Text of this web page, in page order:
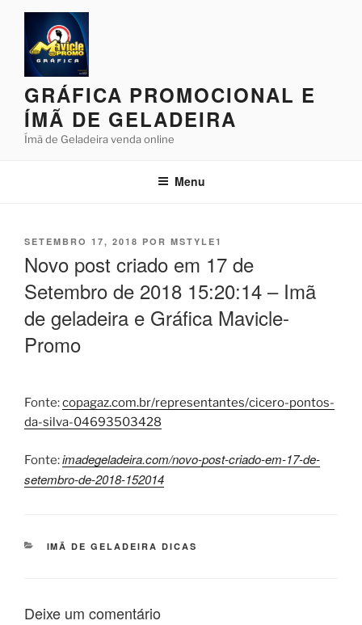
Pular
conteúdo
GRÁFICA PROMOCIONAL E
ÍMÃ DE GELADEIRA
Ímã de Geladeira venda online
Menu
PUBLICADO
SETEMBRO 17, 2018 POR MSTYLE1
Novo post criado em 17 de
Setembro de 2018 15:20:14 – Imã
de geladeira e Gráfica Mavicle-
Promo
Fonte:copagaz.com.br/representantes/cicero-pontos-
da-silva-04693503428
Fonte:imadegeladeira.com/novo-post-criado-em-17-de-
setembro-de-2018-152014
CATEGORIAS
IMÃ DE GELADEIRA DICAS
Deixe um comentário